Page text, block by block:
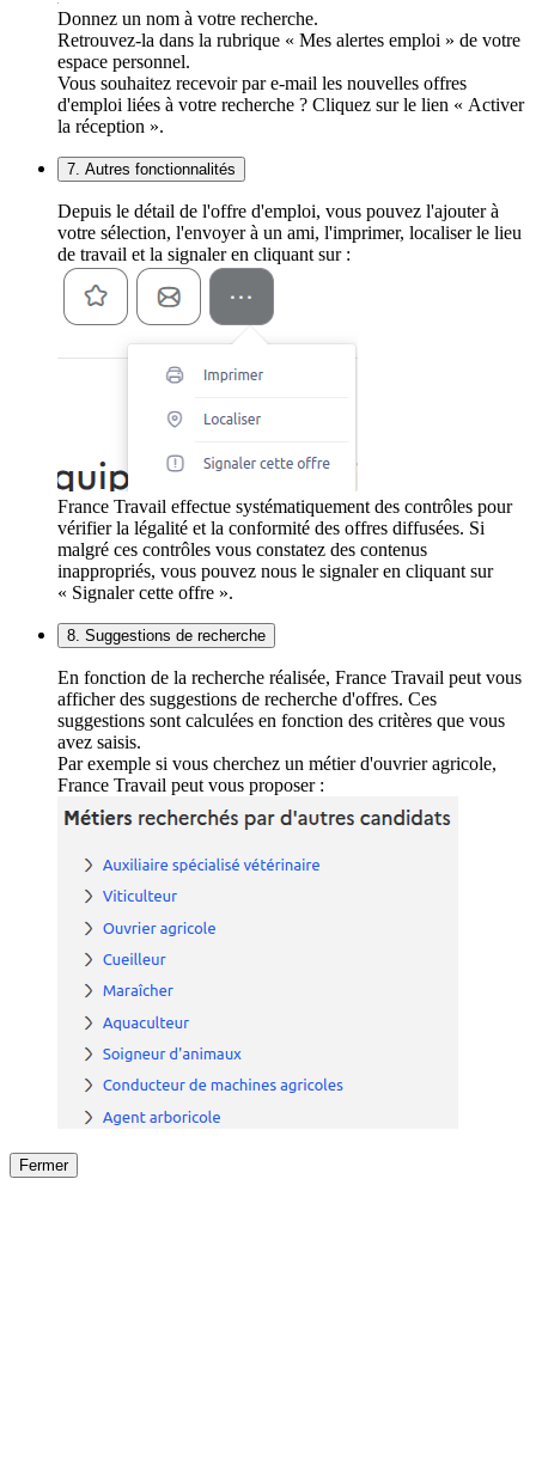
Donnez un nom à votre recherche.
Retrouvez-la dans la rubrique « Mes alertes emploi » de votre
espace personnel.
Vous souhaitez recevoir par e-mail les nouvelles offres
d'emploi liées à votre recherche ? Cliquez sur le lien « Activer
la réception ».
7. Autres fonctionnalités
Depuis le détail de l'offre d'emploi, vous pouvez l'ajouter à
votre sélection, l'envoyer à un ami, l'imprimer, localiser le lieu
de travail et la signaler en cliquant sur :
France Travail effectue systématiquement des contrôles pour
vérifier la légalité et la conformité des offres diffusées. Si
malgré ces contrôles vous constatez des contenus
inappropriés, vous pouvez nous le signaler en cliquant sur
« Signaler cette offre ».
8. Suggestions de recherche
En fonction de la recherche réalisée, France Travail peut vous
afficher des suggestions de recherche d'offres. Ces
suggestions sont calculées en fonction des critères que vous
avez saisis.
Par exemple si vous cherchez un métier d'ouvrier agricole,
France Travail peut vous proposer :
Fermer